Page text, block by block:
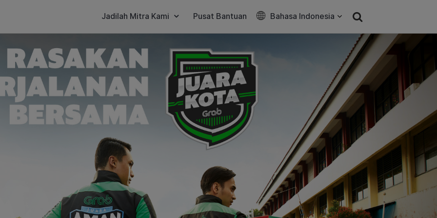
Jadilah Mitra Kami Pusat Bantuan Bahasa Indonesia